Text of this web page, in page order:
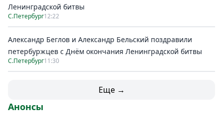
Ленинградской битвы
С.Петербург12:22
Александр Беглов и Александр Бельский поздравили
петербуржцев с Днём окончания Ленинградской битвы
С.Петербург11:30
Еще →
Анонсы